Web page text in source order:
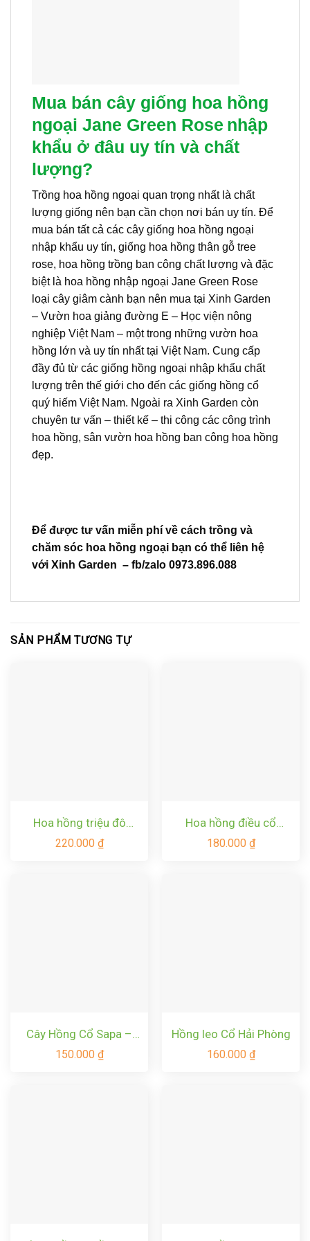
Mua bán cây giống hoa hồng
ngoại Jane Green Rose nhập
khẩu ở đâu uy tín và chất
lượng?
Trồng hoa hồng ngoại quan trọng nhất là chất
lượng giống nên bạn cần chọn nơi bán uy tín. Để
mua bán tất cả các cây giống hoa hồng ngoại
nhập khẩu uy tín, giống hoa hồng thân gỗ tree
rose, hoa hồng trồng ban công chất lượng và đặc
biệt là hoa hồng nhập ngoại Jane Green Rose
loại cây giâm cành bạn nên mua tại Xinh Garden
– Vườn hoa giảng đường E – Học viện nông
nghiệp Việt Nam – một trong những vườn hoa
hồng lớn và uy tín nhất tại Việt Nam. Cung cấp
đầy đủ từ các giống hồng ngoại nhập khẩu chất
lượng trên thế giới cho đến các giống hồng cổ
quý hiếm Việt Nam. Ngoài ra Xinh Garden còn
chuyên tư vấn – thiết kế – thi công các công trình
hoa hồng, sân vườn hoa hồng ban công hoa hồng
đẹp.
Để được tư vấn miễn phí về cách trồng và
chăm sóc hoa hồng ngoại bạn có thể liên hệ
với Xinh Garden – fb/zalo 0973.896.088
SẢN PHẨM TƯƠNG TỰ
Hoa hồng triệu đô
Juliet rose – Hoa hồng
cắt cành David Austin
220.000 ₫
Hoa hồng điều cổ
hương thơm đậm đà
quyến rũ
180.000 ₫
Cây Hồng Cổ Sapa –
Giống Hồng Cổ Qúy
Của Việt Nam
150.000 ₫
Hồng leo Cổ Hải Phòng
160.000 ₫